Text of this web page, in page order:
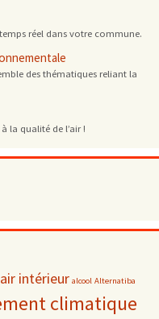
temps réel dans votre commune.
des thématiques reliant la
la qualité de l’air !
air intérieur alcool Alternatiba
climatique